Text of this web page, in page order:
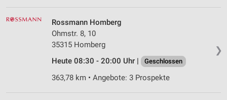
❯
Rossmann Homberg
Ohmstr. 8, 10
35315 Homberg
Heute 08:30 - 20:00 Uhr |
Geschlossen
363,78 km • Angebote: 3 Prospekte